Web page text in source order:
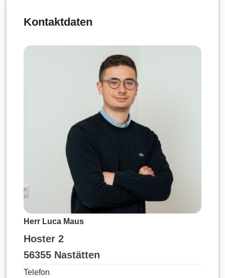
Kontaktdaten
Herr Luca Maus
Hoster 2
56355 Nastätten
Telefon